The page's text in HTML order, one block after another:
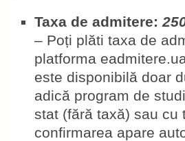
Taxa de admitere:
– Poți plăti taxa de
platforma
este disponibilă doar
adică program de
stat (fără taxă) sau cu
confirmarea apare